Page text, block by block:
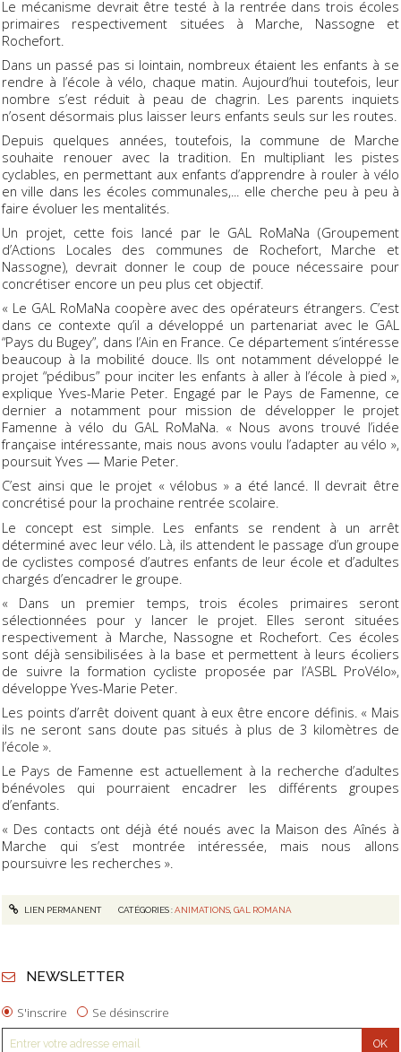
Le mécanisme devrait être testé à la rentrée dans trois écoles
primaires respectivement situées à Marche, Nassogne et
Rochefort.
Dans un passé pas si lointain, nombreux étaient les enfants à se
rendre à l’école à vélo, chaque matin. Aujourd’hui toutefois, leur
nombre s’est réduit à peau de chagrin. Les parents inquiets
n’osent désormais plus laisser leurs enfants seuls sur les routes.
Depuis quelques années, toutefois, la commune de Marche
souhaite renouer avec la tradition. En multipliant les pistes
cyclables, en permettant aux enfants d’apprendre à rouler à vélo
en ville dans les écoles communales,... elle cherche peu à peu à
faire évoluer les mentalités.
Un projet, cette fois lancé par le GAL RoMaNa (Groupement
d’Actions Locales des communes de Rochefort, Marche et
Nassogne), devrait donner le coup de pouce nécessaire pour
concrétiser encore un peu plus cet objectif.
« Le GAL RoMaNa coopère avec des opérateurs étrangers. C’est
dans ce contexte qu’il a développé un partenariat avec le GAL
“Pays du Bugey”, dans l’Ain en France. Ce département s’intéresse
beaucoup à la mobilité douce. Ils ont notamment développé le
projet “pédibus” pour inciter les enfants à aller à l’école à pied »,
explique Yves-Marie Peter. Engagé par le Pays de Famenne, ce
dernier a notamment pour mission de développer le projet
Famenne à vélo du GAL RoMaNa. « Nous avons trouvé l’idée
française intéressante, mais nous avons voulu l’adapter au vélo »,
poursuit Yves — Marie Peter.
C’est ainsi que le projet « vélobus » a été lancé. Il devrait être
concrétisé pour la prochaine rentrée scolaire.
Le concept est simple. Les enfants se rendent à un arrêt
déterminé avec leur vélo. Là, ils attendent le passage d’un groupe
de cyclistes composé d’autres enfants de leur école et d’adultes
chargés d’encadrer le groupe.
« Dans un premier temps, trois écoles primaires seront
sélectionnées pour y lancer le projet. Elles seront situées
respectivement à Marche, Nassogne et Rochefort. Ces écoles
sont déjà sensibilisées à la base et permettent à leurs écoliers
de suivre la formation cycliste proposée par l’ASBL ProVélo»,
développe Yves-Marie Peter.
Les points d’arrêt doivent quant à eux être encore définis. « Mais
ils ne seront sans doute pas situés à plus de 3 kilomètres de
l’école ».
Le Pays de Famenne est actuellement à la recherche d’adultes
bénévoles qui pourraient encadrer les différents groupes
d’enfants.
« Des contacts ont déjà été noués avec la Maison des Aînés à
Marche qui s’est montrée intéressée, mais nous allons
poursuivre les recherches ».
LIEN PERMANENT CATÉGORIES :ANIMATIONS, GAL ROMANA
NEWSLETTER
S'inscrire Se désinscrire